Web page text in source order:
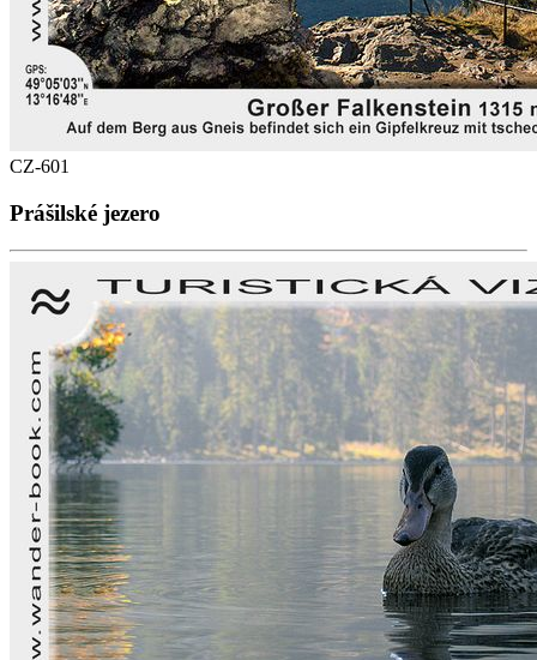
CZ-601
Prášilské jezero